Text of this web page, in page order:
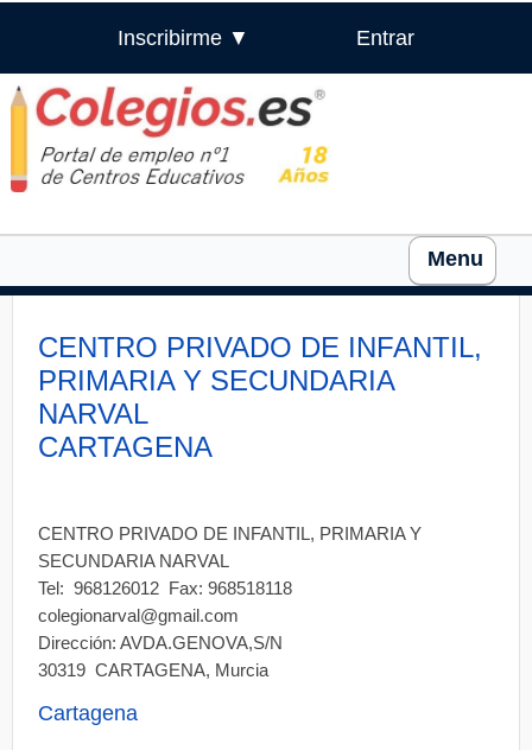
Inscribirme ▼ Entrar
Menu
CENTRO PRIVADO DE INFANTIL,
PRIMARIA Y SECUNDARIA
NARVAL
CARTAGENA
CENTRO PRIVADO DE INFANTIL, PRIMARIA Y
SECUNDARIA NARVAL
Tel: 968126012 Fax: 968518118
colegionarval@gmail.com
Dirección: AVDA.GENOVA,S/N
30319 CARTAGENA, Murcia
Cartagena